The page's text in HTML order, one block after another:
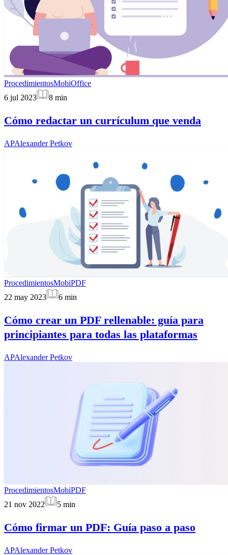
ProcedimientosMobiOffice
6 jul 2023
8 min
Cómo redactar un currículum que venda
APAlexander Petkov
ProcedimientosMobiPDF
22 may 2023
6 min
Cómo crear un PDF rellenable: guía para
principiantes para todas las plataformas
APAlexander Petkov
ProcedimientosMobiPDF
21 nov 2022
5 min
Cómo firmar un PDF: Guía paso a paso
APAlexander Petkov